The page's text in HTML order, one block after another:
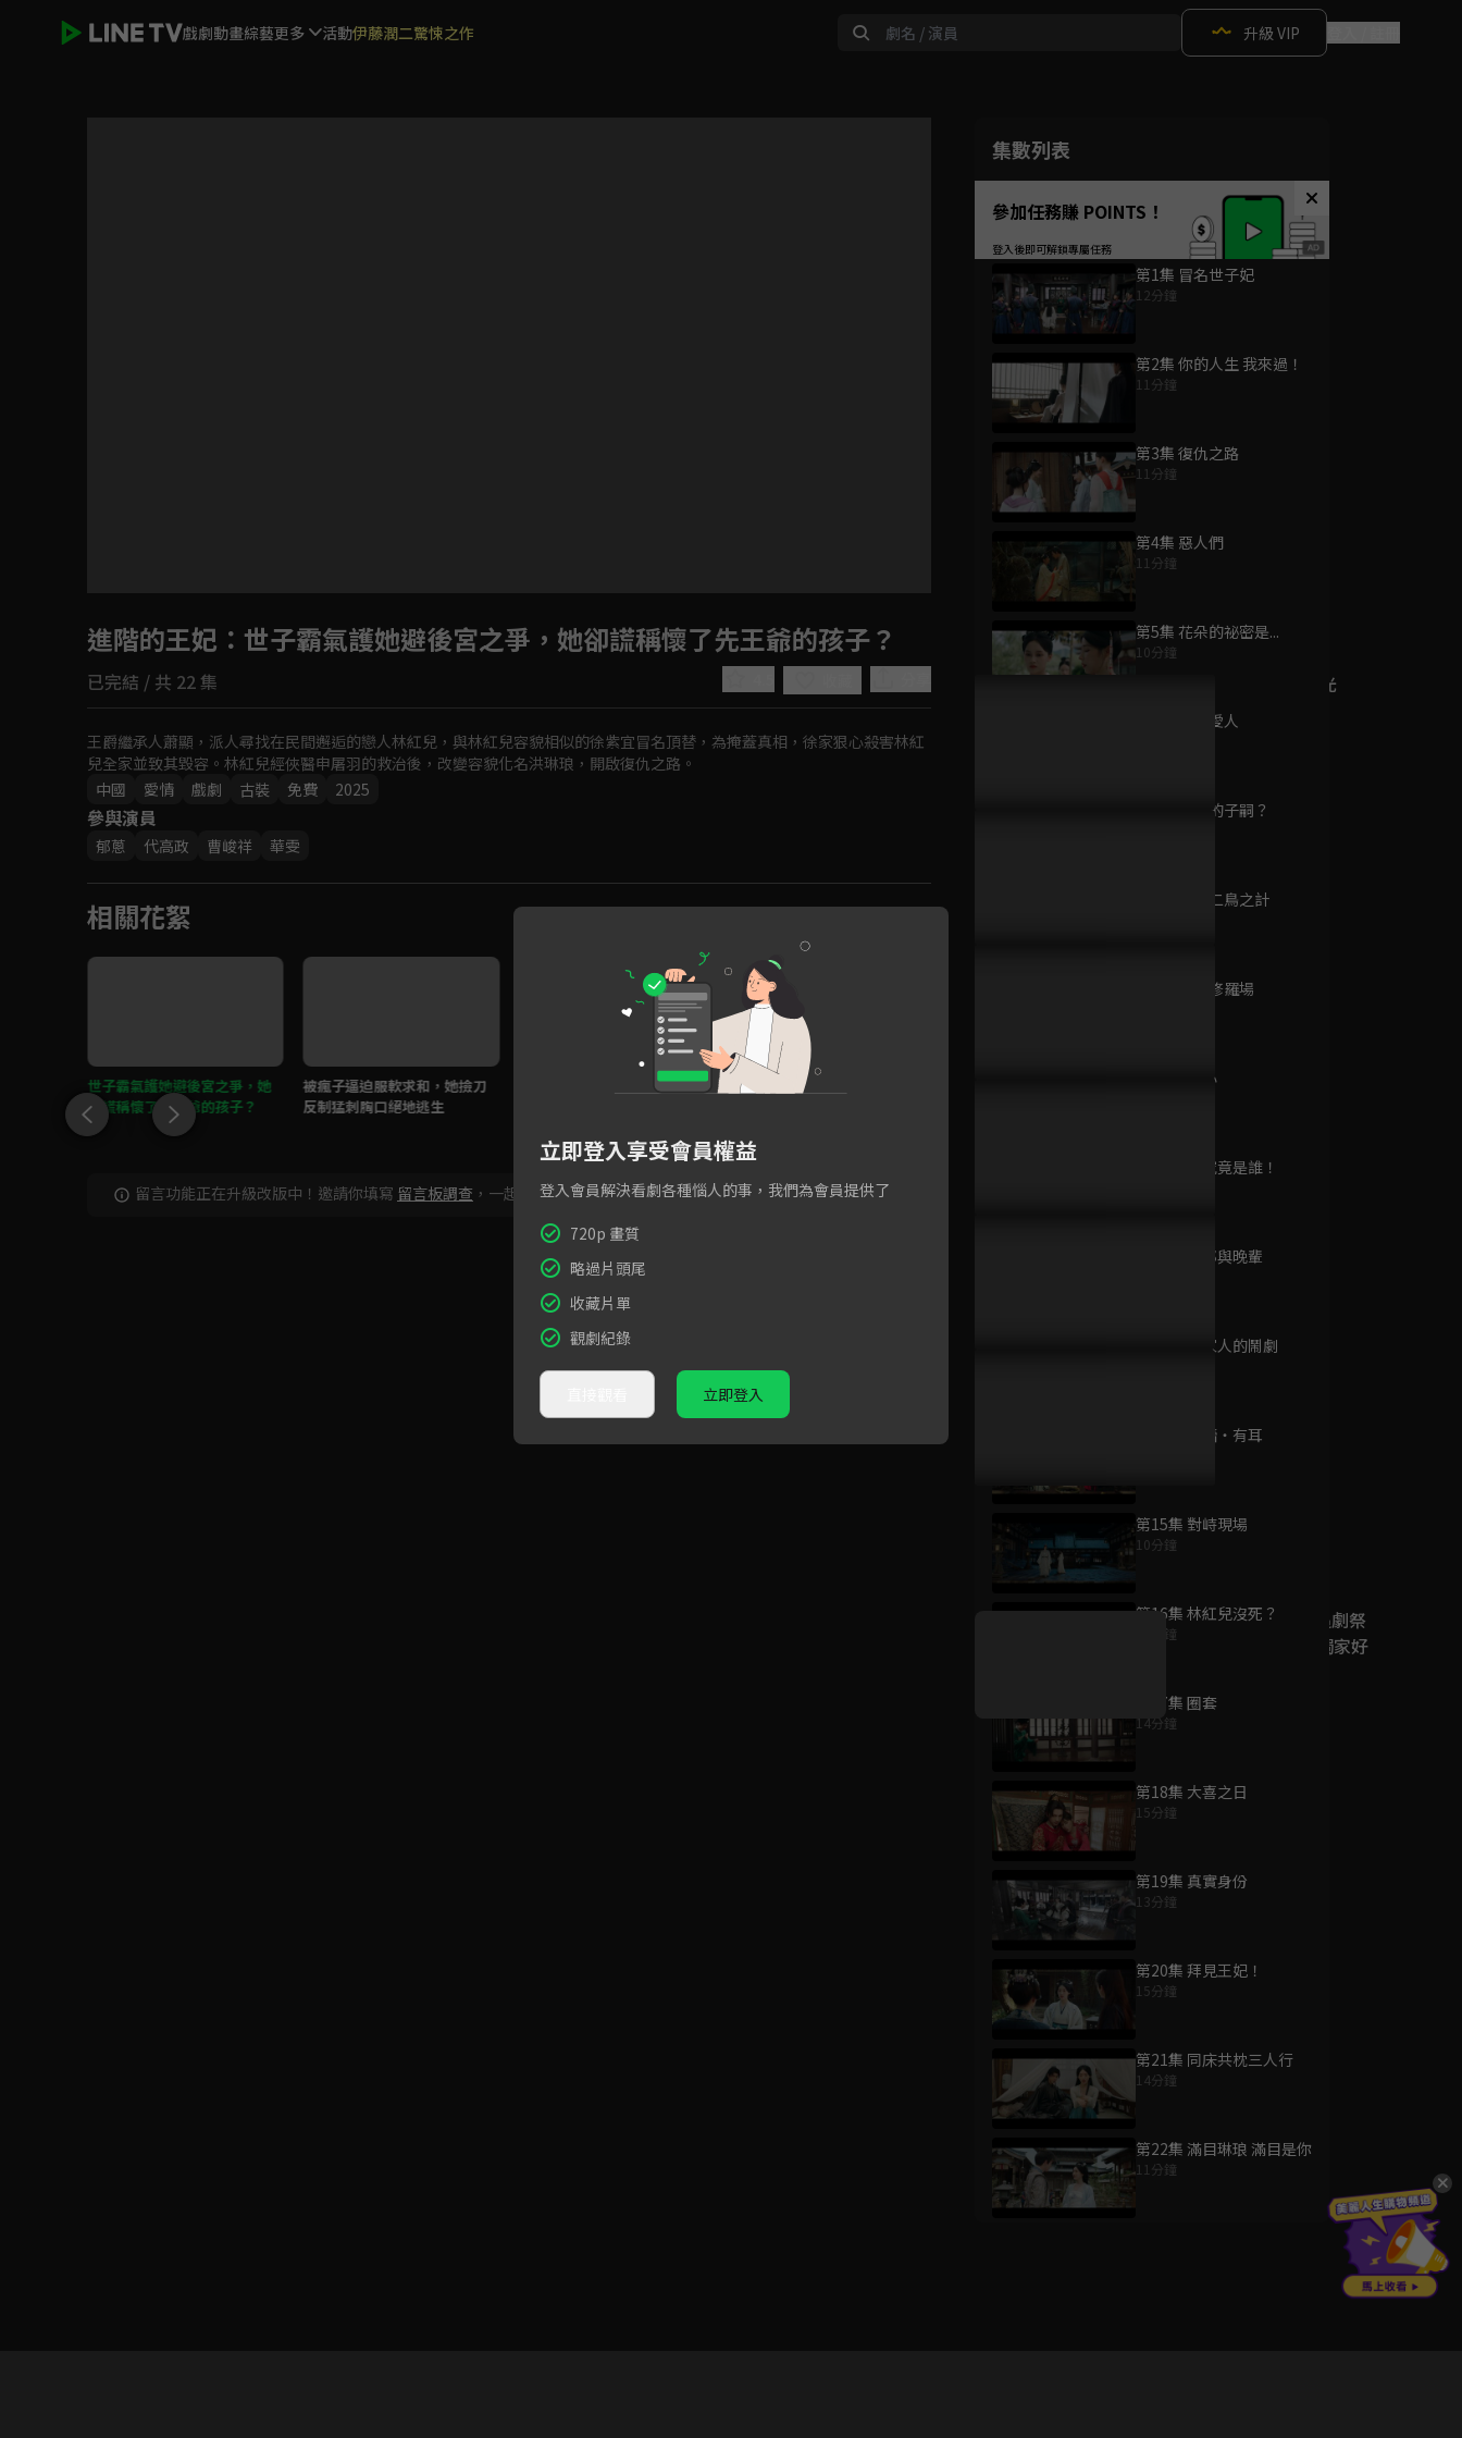
戲劇動畫綜藝更多 活動伊藤潤二驚悚之作 升級 VIP
Video
集數列表
參加任務賺 POINTS！
第1集 冒名世子妃
12分鐘
第2集 你的人生 我來過！
11分鐘
第3集 復仇之路
11分鐘
第4集 惡人們
11分鐘
第5集 花朵的祕密是...
10分鐘
第6集 真假愛人
第7集 王爺的子嗣？
第8集 一石二鳥之計
第9集 三角修羅場
第10集 疑心
第11集 妳究竟是誰！
第12集 情郎與晚輩
第13集 娘家人的鬧劇
第14集 隔牆・有耳
第15集 對峙現場
10分鐘
第16集 林紅兒沒死？
11分鐘
第17集 圈套
14分鐘
第18集 大喜之日
15分鐘
第19集 真實身份
13分鐘
第20集 拜見王妃！
15分鐘
第21集 同床共枕三人行
14分鐘
第22集 滿目琳琅 滿目是你
11分鐘
進階的王妃 ：世子霸氣護她避後宮之爭，她卻謊稱懷了先王爺的孩子？
已完結 / 共 22 集
王爵繼承人蕭顯，派人尋找在民間邂逅的戀人林紅兒，與林紅兒容貌相似的徐紫宜冒名頂替，為掩蓋真相，徐家狠心殺害林紅
兒全家並致其毀容。林紅兒經俠醫申屠羽的救治後，改變容貌化名洪琳琅，開啟復仇之路。
中國
愛情 戲劇 古裝 免費 2025
參與演員
郁蔥 代高政 曹峻祥 華雯
相關花絮
世子霸氣護她避後宮之爭，她
卻謊稱懷了先王爺的孩子？
被瘋子逼迫服軟求和，她撿刀
反制猛刺胸口絕地逃生
精心陷害只為取代她的位子，
官兵上門以為仗勢欺人，轉瞬
預告｜為她換臉助她復仇，步
留言功能正在升級改版中！邀請你填寫 留言板調查 ，一起共創新版留言功能！ 顯示更多
為您推薦
重回沈府掠春光
海昏行 第二季
已完結 / 共 24 集
四時好
已完結 / 共 1 集
與光同塵
好康資訊
7/21-8/20，盛夏追劇祭
升級VIP最優惠！獨家好
7月21日
立即登入享受會員權益
登入會員解決看劇各種惱人的事，我們為會員提供了
720p 畫質
略過片頭尾
收藏片單
觀劇紀錄
立即登入